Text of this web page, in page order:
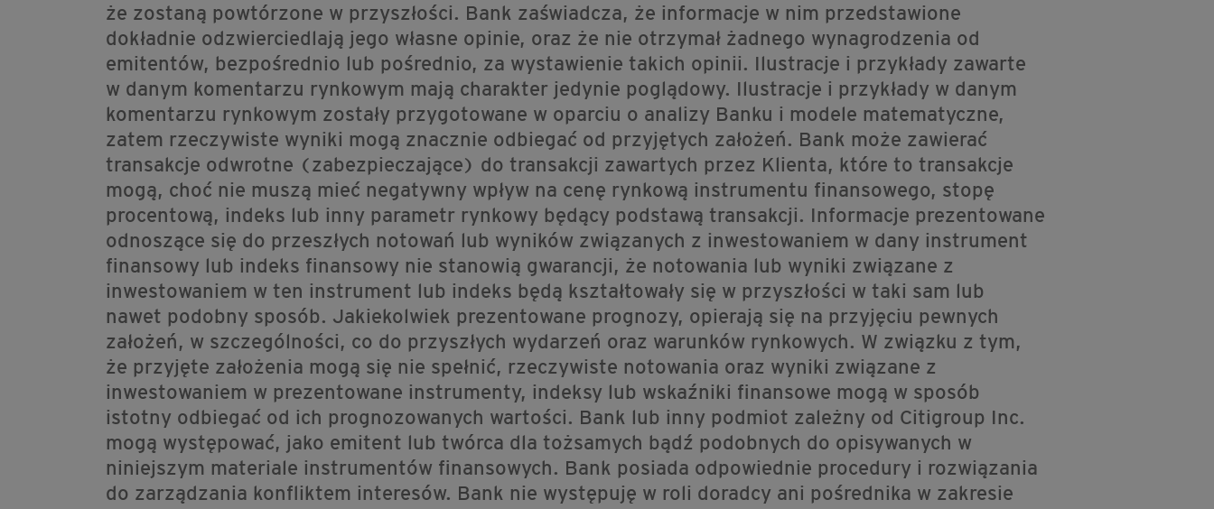
że zostaną powtórzone w przyszłości. Bank zaświadcza, że informacje w nim przedstawione
dokładnie odzwierciedlają jego własne opinie, oraz że nie otrzymał żadnego wynagrodzenia od
emitentów, bezpośrednio lub pośrednio, za wystawienie takich opinii. Ilustracje i przykłady zawarte
w danym komentarzu rynkowym mają charakter jedynie poglądowy. Ilustracje i przykłady w danym
komentarzu rynkowym zostały przygotowane w oparciu o analizy Banku i modele matematyczne,
zatem rzeczywiste wyniki mogą znacznie odbiegać od przyjętych założeń. Bank może zawierać
transakcje odwrotne (zabezpieczające) do transakcji zawartych przez Klienta, które to transakcje
mogą, choć nie muszą mieć negatywny wpływ na cenę rynkową instrumentu finansowego, stopę
procentową, indeks lub inny parametr rynkowy będący podstawą transakcji. Informacje prezentowane
odnoszące się do przeszłych notowań lub wyników związanych z inwestowaniem w dany instrument
finansowy lub indeks finansowy nie stanowią gwarancji, że notowania lub wyniki związane z
inwestowaniem w ten instrument lub indeks będą kształtowały się w przyszłości w taki sam lub
nawet podobny sposób. Jakiekolwiek prezentowane prognozy, opierają się na przyjęciu pewnych
założeń, w szczególności, co do przyszłych wydarzeń oraz warunków rynkowych. W związku z tym,
że przyjęte założenia mogą się nie spełnić, rzeczywiste notowania oraz wyniki związane z
inwestowaniem w prezentowane instrumenty, indeksy lub wskaźniki finansowe mogą w sposób
istotny odbiegać od ich prognozowanych wartości. Bank lub inny podmiot zależny od Citigroup Inc.
mogą występować, jako emitent lub twórca dla tożsamych bądź podobnych do opisywanych w
niniejszym materiale instrumentów finansowych. Bank posiada odpowiednie procedury i rozwiązania
do zarządzania konfliktem interesów. Bank nie występuję w roli doradcy ani pośrednika w zakresie